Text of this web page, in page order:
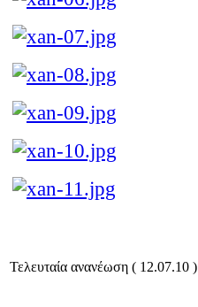
Τελευταία ανανέωση ( 12.07.10 )